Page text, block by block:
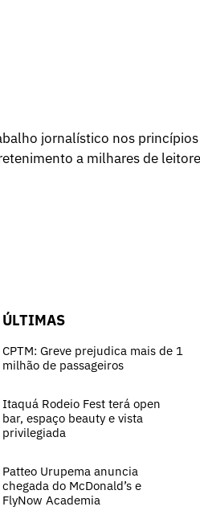
jornalístico nos princípios
a milhares de
ÚLTIMAS
CPTM: Greve prejudica mais de 1
milhão de passageiros
Itaquá Rodeio Fest terá open
bar, espaço beauty e vista
privilegiada
Patteo Urupema anuncia
chegada do McDonald’s e
FlyNow Academia